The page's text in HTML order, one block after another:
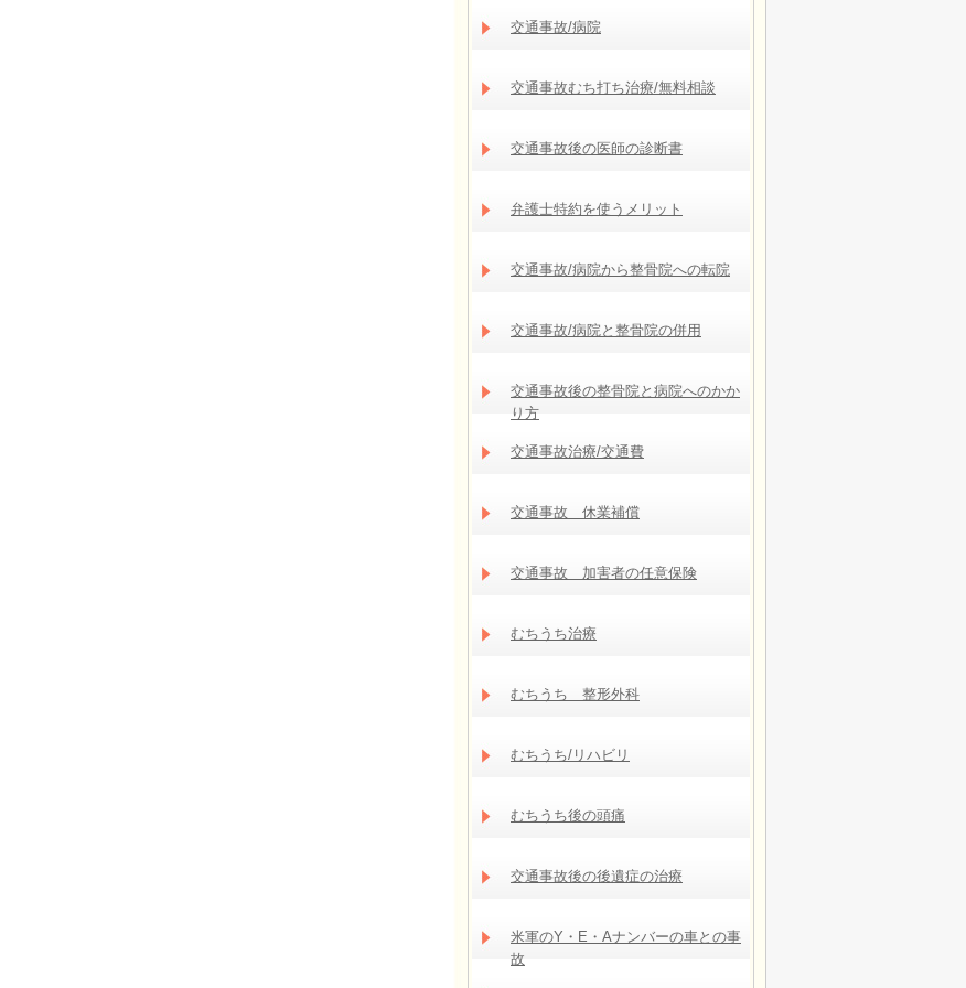
交通事故/病院
交通事故むち打ち治療/無料相談
交通事故後の医師の診断書
弁護士特約を使うメリット
交通事故/病院から整骨院への転院
交通事故/病院と整骨院の併用
交通事故後の整骨院と病院へのかか
り方
交通事故治療/交通費
交通事故 休業補償
交通事故 加害者の任意保険
むちうち治療
むちうち 整形外科
むちうち/リハビリ
むちうち後の頭痛
交通事故後の後遺症の治療
米軍のY・E・Aナンバーの車との事
故